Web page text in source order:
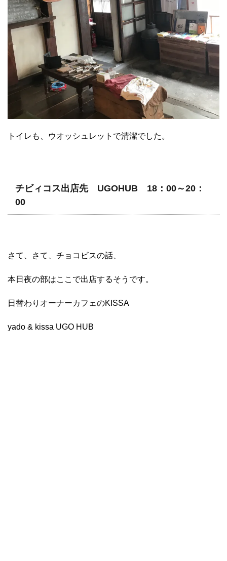
トイレも、ウオッシュレットで清潔でした。
チビィコス出店先 UGOHUB 18：00～20：
00
さて、さて、チョコビスの話、
本日夜の部はここで出店するそうです。
日替わりオーナーカフェのKISSA
yado & kissa UGO HUB